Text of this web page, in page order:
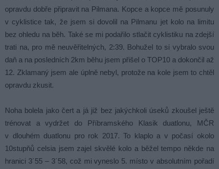
opravdu dobře připravit na Pilmana. Kopce a kopce mě posunuly
v cyklistice tak, že jsem si dovolil na Pilmanu jet kolo na limitu
bez ohledu na běh. Také se mi podařilo stlačit cyklistiku na zdejší
trati na, pro mě neuvěřitelných, 2:39. Bohužel to si vybralo svou
daň a na posledních 2km běhu jsem přišel o TOP10 a dokončil až
12. Zklamaný jsem ale úplně nebyl, protože na kole jsem to chtěl
opravdu zkusit.
Noha bolela jako čert a já již bez jakýchkoli úseků zkoušel ještě
trénovat a vydržet do Příbramského Klasik duatlonu, MČR
v dlouhém duatlonu pro rok 2017. To klaplo a v počasí okolo
10stupňů celsia jsem zajel skvělé kolo a běžel tempo někde na
hranici 3´55 – 3´58, což mi vyneslo 5. místo v absolutním pořadí